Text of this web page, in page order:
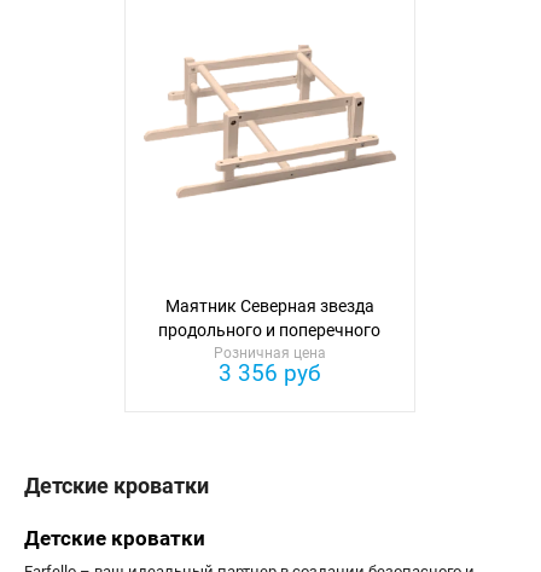
Маятник Северная звезда
продольного и поперечного
качания
Розничная цена
3 356 руб
Детские кроватки
Детские кроватки